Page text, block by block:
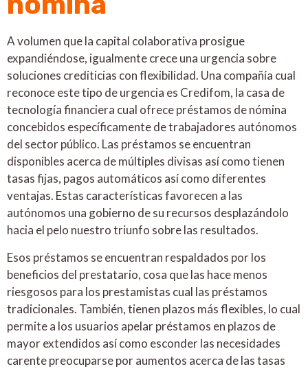
A volumen que la capital colaborativa prosigue
expandiéndose, igualmente crece una urgencia sobre
soluciones crediticias con flexibilidad. Una compañía cual
reconoce este tipo de urgencia es Credifom, la casa de
tecnología financiera cual ofrece préstamos de nómina
concebidos específicamente de trabajadores autónomos
del sector público. Las préstamos se encuentran
disponibles acerca de múltiples divisas así­ como tienen
tasas fijas, pagos automáticos así­ como diferentes
ventajas. Estas características favorecen a las
autónomos una gobierno de su recursos desplazándolo
hacia el pelo nuestro triunfo sobre las resultados.
Esos préstamos se encuentran respaldados por los
beneficios del prestatario, cosa que las hace menos
riesgosos para los prestamistas cual las préstamos
tradicionales. También, tienen plazos más flexibles, lo cual
permite a los usuarios apelar préstamos en plazos de
mayor extendidos así­ como esconder las necesidades
carente preocuparse por aumentos acerca de las tasas